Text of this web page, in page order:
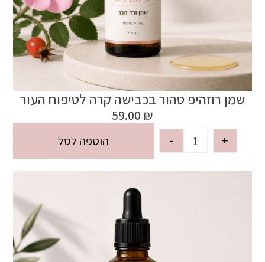
שמן רוזהיפ טהור בכבישה קרה לטיפוח העור
59.00 ₪
- + הוספה לסל